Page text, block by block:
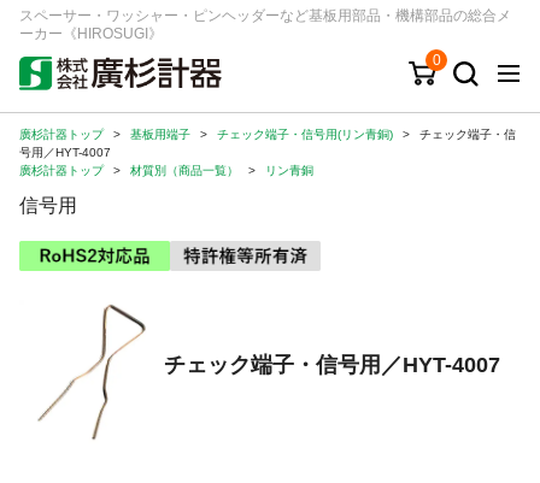
スペーサー・ワッシャー・ピンヘッダーなど基板用部品・機構部品の総合メ
ーカー《HIROSUGI》
0
キーワード 品番/シリーズ
商品カテゴリから探す
ジャンルから探す
シリーズから探す
ログイン
注文・見積りについて
ご利用ガイド
廣杉計器トップ > 基板用端子 > チェック端子・信号用(リン青銅) >
チェック端子・信
号用／HYT-4007
廣杉計器トップ
> 材質別（商品一覧） > リン青銅
信号用
チェック端子・信号用／HYT-4007